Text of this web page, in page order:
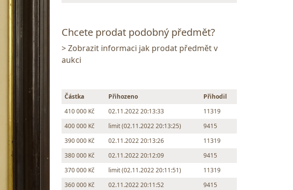
Chcete prodat podobný předmět?
> Zobrazit informaci jak prodat předmět v
aukci
Částka Přihozeno
Přihodil
410 000 Kč
02.11.2022 20:13:33
11319
400 000 Kč
limit (02.11.2022 20:13:25)
9415
390 000 Kč
02.11.2022 20:13:26
11319
380 000 Kč
02.11.2022 20:12:09
9415
370 000 Kč
limit (02.11.2022 20:11:51)
11319
360 000 Kč
02.11.2022 20:11:52
9415